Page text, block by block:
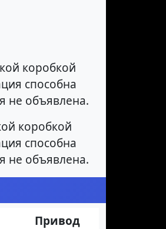
коробкой
способна
не объявлена.
коробкой
способна
не объявлена.
Привод